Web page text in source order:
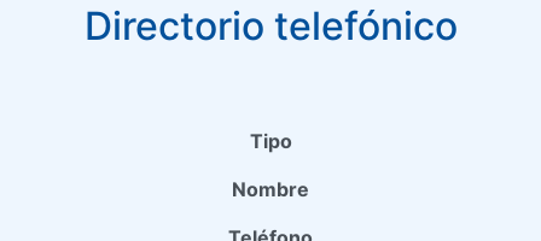
Directorio telefónico
Tipo
Nombre